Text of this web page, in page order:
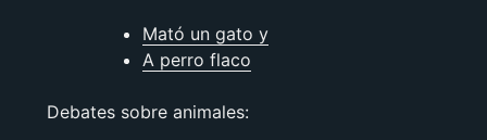
Mató un gato y
A perro flaco
Debates sobre animales: